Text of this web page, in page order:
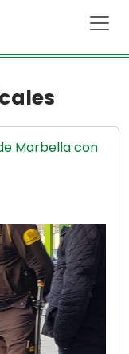
Marbella con